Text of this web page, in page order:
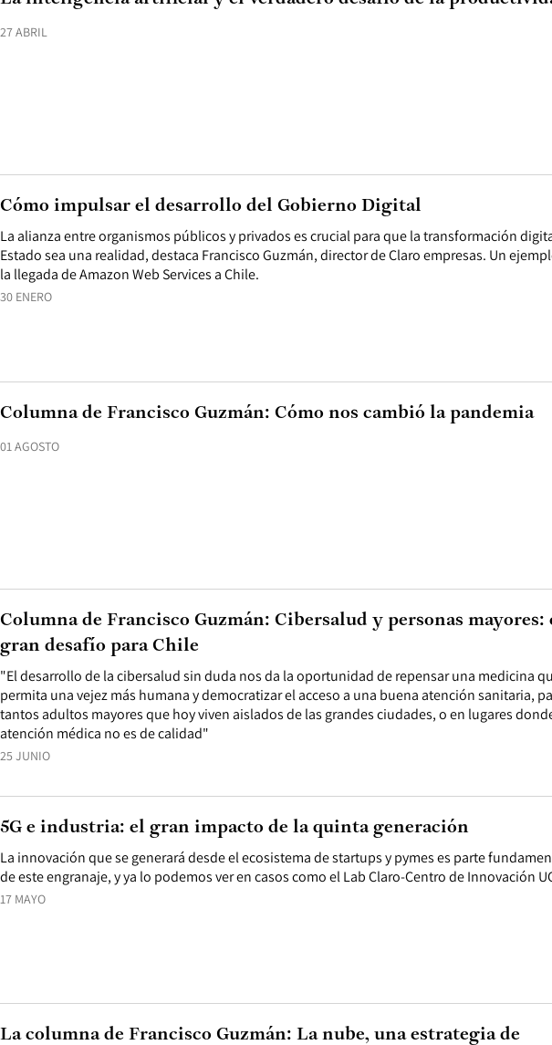
27 ABRIL
30 ENERO
La alianza entre organismos públicos y privados es crucial para que la transformación
Estado sea una realidad, destaca Francisco Guzmán, director de Claro empresas. Un
la llegada de Amazon Web Services a Chile.
Cómo impulsar el desarrollo del Gobierno Digital
01 AGOSTO
Columna de Francisco Guzmán: Cómo nos cambió la pandemia
25 JUNIO
"El desarrollo de la cibersalud sin duda nos da la oportunidad de repensar una medicina
permita una vejez más humana y democratizar el acceso a una buena atención sanitaria,
tantos adultos mayores que hoy viven aislados de las grandes ciudades, o en lugares
atención médica no es de calidad"
Columna de Francisco Guzmán: Cibersalud y personas mayores:
gran desafío para Chile
17 MAYO
La innovación que se generará desde el ecosistema de startups y pymes es parte
de este engranaje, y ya lo podemos ver en casos como el Lab Claro-Centro de Innovación
5G e industria: el gran impacto de la quinta generación
La columna de Francisco Guzmán: La nube, una estrategia de